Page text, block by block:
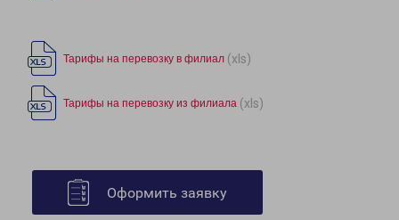
Тарифы на перевозку в филиал (xls)
Тарифы на перевозку из филиала (xls)
Оформить заявку